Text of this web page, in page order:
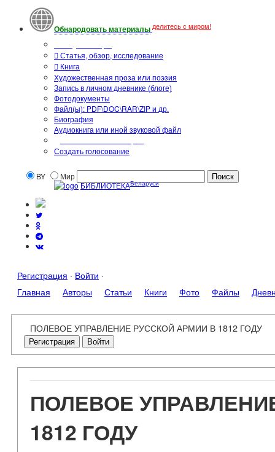
Обнародовать материалы делитесь с миром!
Статья, обзор, исследование
Книга
Художественная проза или поэзия
Запись в личном дневнике (блоге)
Фотодокументы
Файл(ы): PDF\DOC\RAR\ZIP и др.
Биография
Аудиокнига или иной звуковой файл
Создать голосование
BY
Мир
БИБЛИОТЕКАБеларуси
Регистрация · Войти ·
Главная Авторы Статьи Книги Фото Файлы
ПОЛЕВОЕ УПРАВЛЕНИЕ РУССКОЙ АРМИИ В 1812 ГОДУ
Регистрация Войти
ПОЛЕВОЕ
1812 ГОДУ